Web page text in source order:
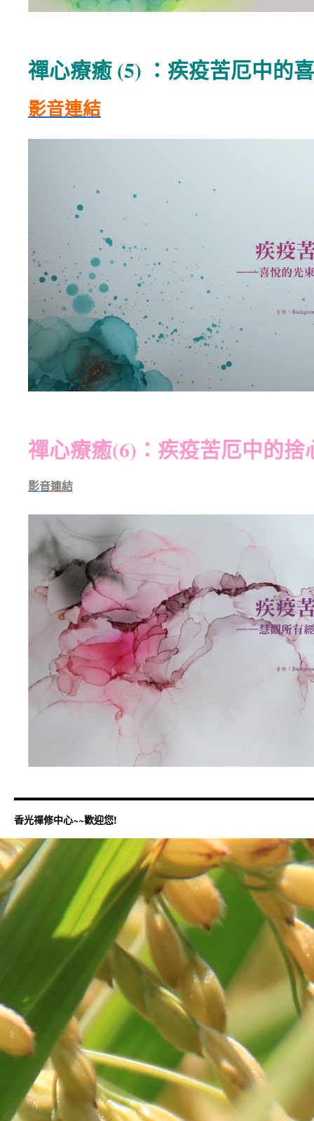
禪心療癒 (5) ：疾疫苦厄中的
影音連結
禪心療癒(6)：疾疫苦厄中的捨
影音連結
香光禪修中心~~歡迎您!